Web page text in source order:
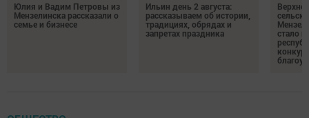
Юлия и Вадим Петровы из
Мензелинска рассказали о
семье и бизнесе
Ильин день 2 августа:
рассказываем об истории,
традициях, обрядах и
запретах праздника
стало